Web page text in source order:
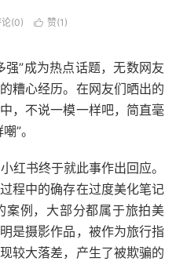
(0)  赞(1 )
”成为热点话题，无数网友
糟心经历。在网友们晒出的
，不说一模一样吧，简直毫
”。
红书终于就此事作出回应。
程中的确存在过度美化笔记
案例，大部分都属于旅拍美
是摄影作品，被作为旅行指
较大落差，产生了被欺骗的